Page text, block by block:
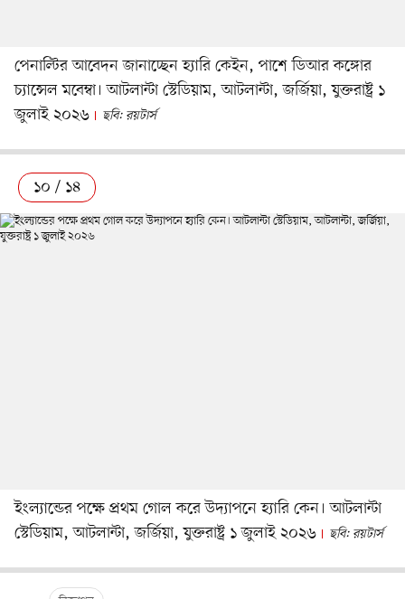
পেনাল্টির আবেদন জানাচ্ছেন হ্যারি কেইন, পাশে ডিআর কঙ্গোর
চ্যান্সেল মবেম্বা। আটলান্টা স্টেডিয়াম, আটলান্টা, জর্জিয়া, যুক্তরাষ্ট্র ১
জুলাই ২০২৬
ছবি: রয়টার্স
১০ / ১৪
ইংল্যান্ডের পক্ষে প্রথম গোল করে উদ্যাপনে হ্যারি কেন। আটলান্টা
স্টেডিয়াম, আটলান্টা, জর্জিয়া, যুক্তরাষ্ট্র ১ জুলাই ২০২৬
ছবি: রয়টার্স